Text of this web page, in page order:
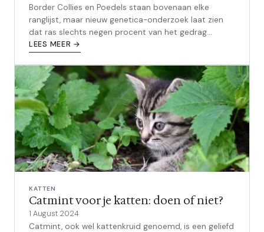
Border Collies en Poedels staan bovenaan elke
ranglijst, maar nieuw genetica-onderzoek laat zien
dat ras slechts negen procent van het gedrag
verklaart.
LEES MEER →
KATTEN
Catmint voor je katten: doen of niet?
1 August 2024
Catmint, ook wel kattenkruid genoemd, is een geliefd